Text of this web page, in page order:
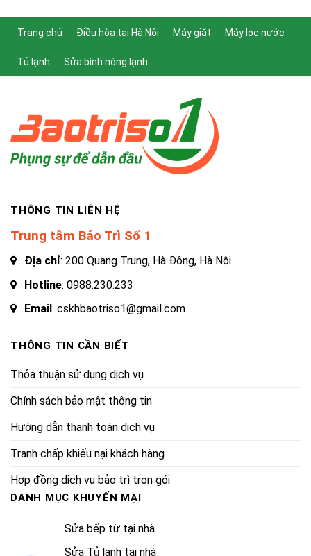
Trang chủ Điều hòa tại Hà Nội Máy giặt Máy lọc nước
Tủ lạnh Sửa bình nóng lạnh
THÔNG TIN LIÊN HỆ
Trung tâm Bảo Trì Số 1
Địa chỉ: 200 Quang Trung, Hà Đông, Hà Nội
Hotline: 0988.230.233
Email: cskhbaotriso1@gmail.com
THÔNG TIN CẦN BIẾT
Thỏa thuận sử dụng dịch vụ
Chính sách bảo mật thông tin
Hướng dẫn thanh toán dịch vụ
Tranh chấp khiếu nại khách hàng
Hợp đồng dịch vụ bảo trì trọn gói
DANH MỤC KHUYẾN MẠI
Sửa bếp từ tại nhà
Sửa Tủ lạnh tại nhà